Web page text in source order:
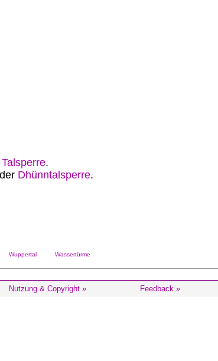
.
Dhünntalsperre.
Wuppertal Wassertürme
Nutzung & Copyright » Feedback »